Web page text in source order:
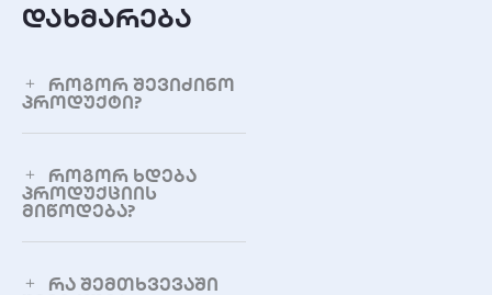
1270nm
მიღების ტალღის სიგრძე
1330nm
დახმარება
როგორ შევიძინო
პროდუქტი?
როგორ ხდება
პროდუქციის
მიწოდება?
რა შემთხვევაში